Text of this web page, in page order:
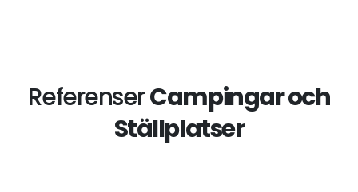
ReferenserCampingar och
Ställplatser